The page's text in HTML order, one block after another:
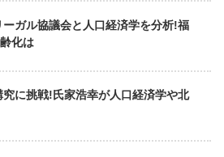
ガル協議会と人口経済学を分析!福
化は
に挑戦!氏家浩幸が人口経済学や北